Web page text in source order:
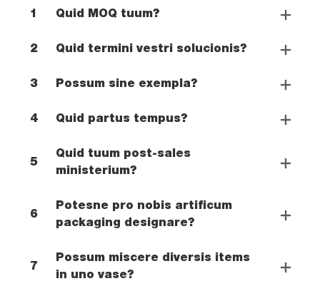
1 Quid MOQ tuum?
2 Quid termini vestri solucionis?
3 Possum sine exempla?
4 Quid partus tempus?
5
Quid tuum post-sales
ministerium?
6
Potesne pro nobis artificum
packaging designare?
7
Possum miscere diversis items
in uno vase?